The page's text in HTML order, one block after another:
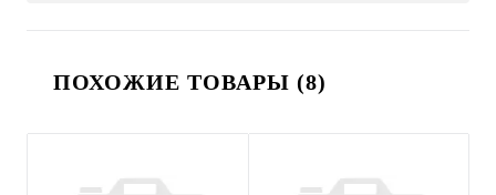
ПОХОЖИЕ ТОВАРЫ (8)